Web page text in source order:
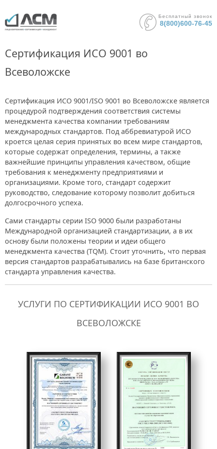
Бесплатный звонок
8(800)600-76-45
Сертификация ИСО 9001 во
Всеволожске
Сертификация ИСО 9001/ISO 9001 во Всеволожске является
процедурой подтверждения соответствия системы
менеджмента качества компании требованиям
международных стандартов. Под аббревиатурой ИСО
кроется целая серия принятых во всем мире стандартов,
которые содержат определения, термины, а также
важнейшие принципы управления качеством, общие
требования к менеджменту предприятиями и
организациями. Кроме того, стандарт содержит
руководство, следование которому позволит добиться
долгосрочного успеха.
Сами стандарты серии ISO 9000 были разработаны
Международной организацией стандартизации, а в их
основу были положены теории и идеи общего
менеджмента качества (TQM). Стоит уточнить, что первая
версия стандартов разрабатывались на базе британского
стандарта управления качества.
УСЛУГИ ПО СЕРТИФИКАЦИИ ИСО 9001 ВО
ВСЕВОЛОЖСКЕ